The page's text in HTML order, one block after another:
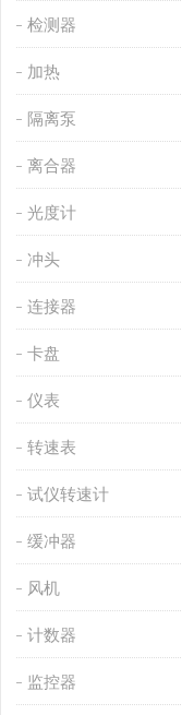
检测器
加热
隔离泵
离合器
光度计
冲头
连接器
卡盘
仪表
转速表
试仪转速计
缓冲器
风机
计数器
监控器